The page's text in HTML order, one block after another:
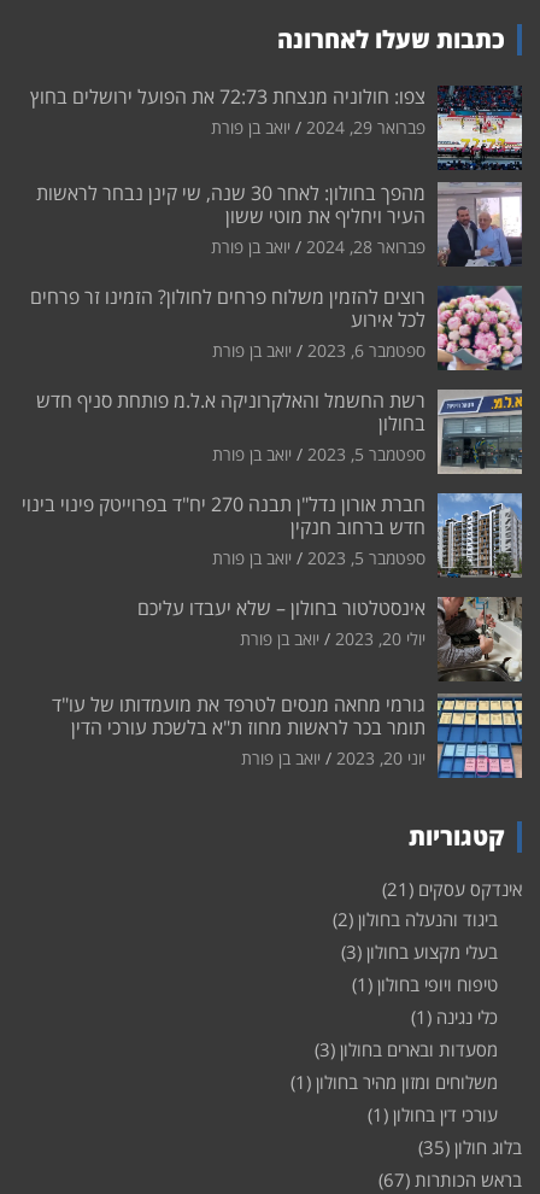
כתבות שעלו לאחרונה
צפו: חולוניה מנצחת 72:73 את הפועל ירושלים בחוץ
פברואר 29, 2024 יואב בן פורת
מהפך בחולון: לאחר 30 שנה, שי קינן נבחר לראשות
העיר ויחליף את מוטי ששון
פברואר 28, 2024 יואב בן פורת
רוצים להזמין משלוח פרחים לחולון? הזמינו זר פרחים
לכל אירוע
ספטמבר 6, 2023 יואב בן פורת
רשת החשמל והאלקרוניקה א.ל.מ פותחת סניף חדש
בחולון
ספטמבר 5, 2023 יואב בן פורת
חברת אורון נדל"ן תבנה 270 יח"ד בפרוייטק פינוי בינוי
חדש ברחוב חנקין
ספטמבר 5, 2023 יואב בן פורת
אינסטלטור בחולון – שלא יעבדו עליכם
יולי 20, 2023 יואב בן פורת
גורמי מחאה מנסים לטרפד את מועמדותו של עו"ד
תומר בכר לראשות מחוז ת"א בלשכת עורכי הדין
יוני 20, 2023 יואב בן פורת
קטגוריות
אינדקס עסקים (21)
ביגוד והנעלה בחולון (2)
בעלי מקצוע בחולון (3)
טיפוח ויופי בחולון (1)
כלי נגינה (1)
מסעדות ובארים בחולון (3)
משלוחים ומזון מהיר בחולון (1)
עורכי דין בחולון (1)
בלוג חולון (35)
בראש הכותרות (67)